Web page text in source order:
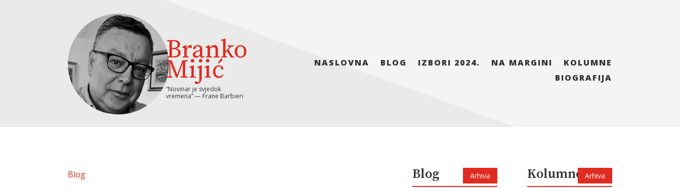
Branko
Mijić
“Novinar je svjedok
vremena” — Frane Barbieri
NASLOVNA BLOG IZBORI 2024. NA MARGINI
KOLUMNE
BIOGRAFIJA
Blog Blog Arhiva Kolumne Arhiva